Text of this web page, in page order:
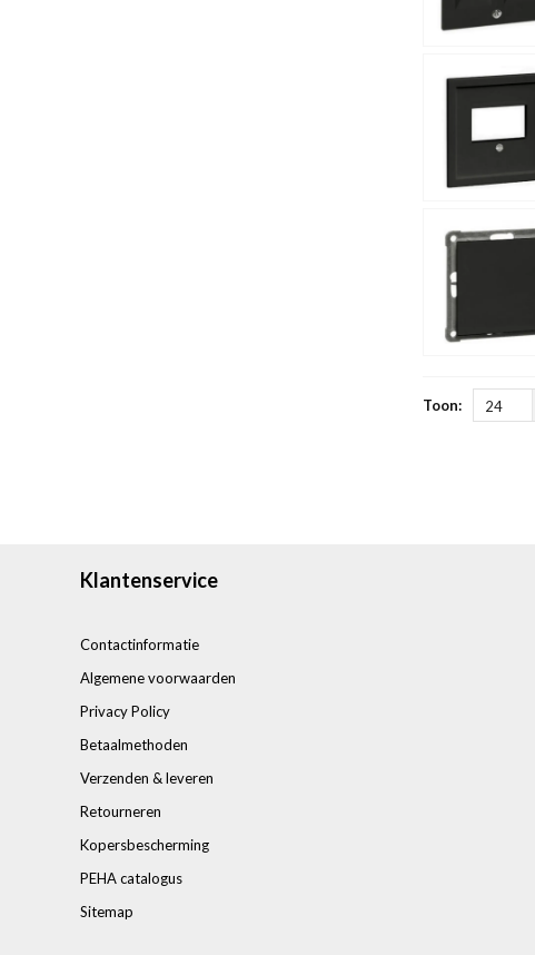
Toon: 24
Klantenservice
Contactinformatie
Algemene voorwaarden
Privacy Policy
Betaalmethoden
Verzenden & leveren
Retourneren
Kopersbescherming
PEHA catalogus
Sitemap